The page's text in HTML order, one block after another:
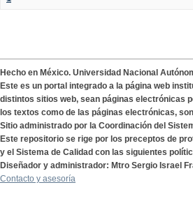
Hecho en México. Universidad Nacional
Este es un portal integrado a la página web
distintos sitios web, sean páginas electrónicas
los textos como de las páginas electrónicas,
Sitio administrado por la Coordinación del
Este repositorio se rige por los preceptos de
y el Sistema de Calidad con las siguientes
Diseñador y administrador: Mtro Sergio Israel
Contacto y asesoría